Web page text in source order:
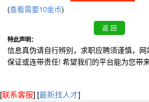
(查看需要10金币)
特此声明：
信息真伪请自行辨别，求职应聘须谨慎，
保证或连带责任! 希望我们的平台能为您带
[联系客服] [最新找人才]